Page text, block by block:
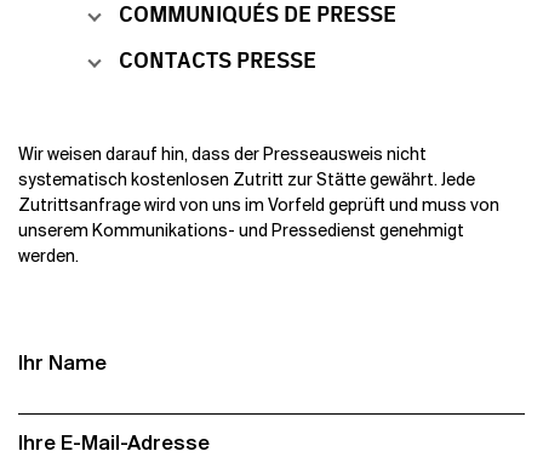
COMMUNIQUÉS DE PRESSE
CONTACTS PRESSE
Wir weisen darauf hin, dass der Presseausweis nicht
systematisch kostenlosen Zutritt zur Stätte gewährt. Jede
Zutrittsanfrage wird von uns im Vorfeld geprüft und muss von
unserem Kommunikations- und Pressedienst genehmigt
werden.
Ihr Name
Ihre E-Mail-Adresse